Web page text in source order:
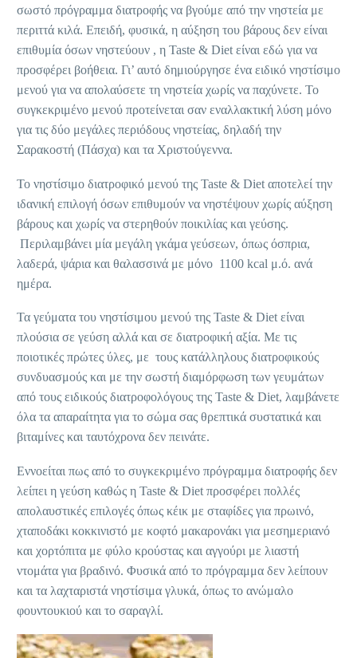
σωστό πρόγραμμα διατροφής να βγούμε από την νηστεία με
περιττά κιλά. Επειδή, φυσικά, η αύξηση του βάρους δεν είναι
επιθυμία όσων νηστεύουν , η Taste & Diet είναι εδώ για να
προσφέρει βοήθεια. Γι’ αυτό δημιούργησε ένα ειδικό νηστίσιμο
μενού για να απολαύσετε τη νηστεία χωρίς να παχύνετε. Το
συγκεκριμένο μενού προτείνεται σαν εναλλακτική λύση μόνο
για τις δύο μεγάλες περιόδους νηστείας, δηλαδή την
Σαρακοστή (Πάσχα) και τα Χριστούγεννα.
Το νηστίσιμο διατροφικό μενού της Taste & Diet αποτελεί την
ιδανική επιλογή όσων επιθυμούν να νηστέψουν χωρίς αύξηση
βάρους και χωρίς να στερηθούν ποικιλίας και γεύσης.
Περιλαμβάνει μία μεγάλη γκάμα γεύσεων, όπως όσπρια,
λαδερά, ψάρια και θαλασσινά με μόνο 1100 kcal μ.ό. ανά
ημέρα.
Τα γεύματα του νηστίσιμου μενού της Taste & Diet είναι
πλούσια σε γεύση αλλά και σε διατροφική αξία. Με τις
ποιοτικές πρώτες ύλες, με τους κατάλληλους διατροφικούς
συνδυασμούς και με την σωστή διαμόρφωση των γευμάτων
από τους ειδικούς διατροφολόγους της Taste & Diet, λαμβάνετε
όλα τα απαραίτητα για το σώμα σας θρεπτικά συστατικά και
βιταμίνες και ταυτόχρονα δεν πεινάτε.
Εννοείται πως από το συγκεκριμένο πρόγραμμα διατροφής δεν
λείπει η γεύση καθώς η Taste & Diet προσφέρει πολλές
απολαυστικές επιλογές όπως κέικ με σταφίδες για πρωινό,
χταποδάκι κοκκινιστό με κοφτό μακαρονάκι για μεσημεριανό
και χορτόπιτα με φύλο κρούστας και αγγούρι με λιαστή
ντομάτα για βραδινό. Φυσικά από το πρόγραμμα δεν λείπουν
και τα λαχταριστά νηστίσιμα γλυκά, όπως το ανώμαλο
φουντουκιού και το σαραγλί.